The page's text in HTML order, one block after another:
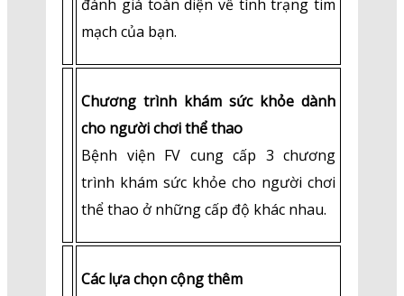
đánh giá toàn diện về tình trạng tim
mạch của bạn.
Chương trình khám sức khỏe dành
cho người chơi thể thao
Bệnh viện FV cung cấp 3 chương
trình khám sức khỏe cho người chơi
thể thao ở những cấp độ khác nhau.
Các lựa chọn cộng thêm